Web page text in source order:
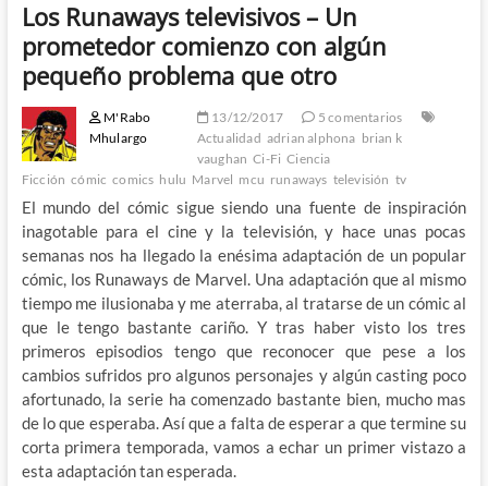
Los Runaways televisivos – Un
prometedor comienzo con algún
pequeño problema que otro
M'Rabo
Mhulargo
13/12/2017
5 comentarios
Actualidad adrian alphona brian k
vaughan Ci-Fi Ciencia
Ficción cómic comics hulu Marvel mcu runaways televisión tv
El mundo del cómic sigue siendo una fuente de inspiración
inagotable para el cine y la televisión, y hace unas pocas
semanas nos ha llegado la enésima adaptación de un popular
cómic, los Runaways de Marvel. Una adaptación que al mismo
tiempo me ilusionaba y me aterraba, al tratarse de un cómic al
que le tengo bastante cariño. Y tras haber visto los tres
primeros episodios tengo que reconocer que pese a los
cambios sufridos pro algunos personajes y algún casting poco
afortunado, la serie ha comenzado bastante bien, mucho mas
de lo que esperaba. Así que a falta de esperar a que termine su
corta primera temporada, vamos a echar un primer vistazo a
esta adaptación tan esperada.